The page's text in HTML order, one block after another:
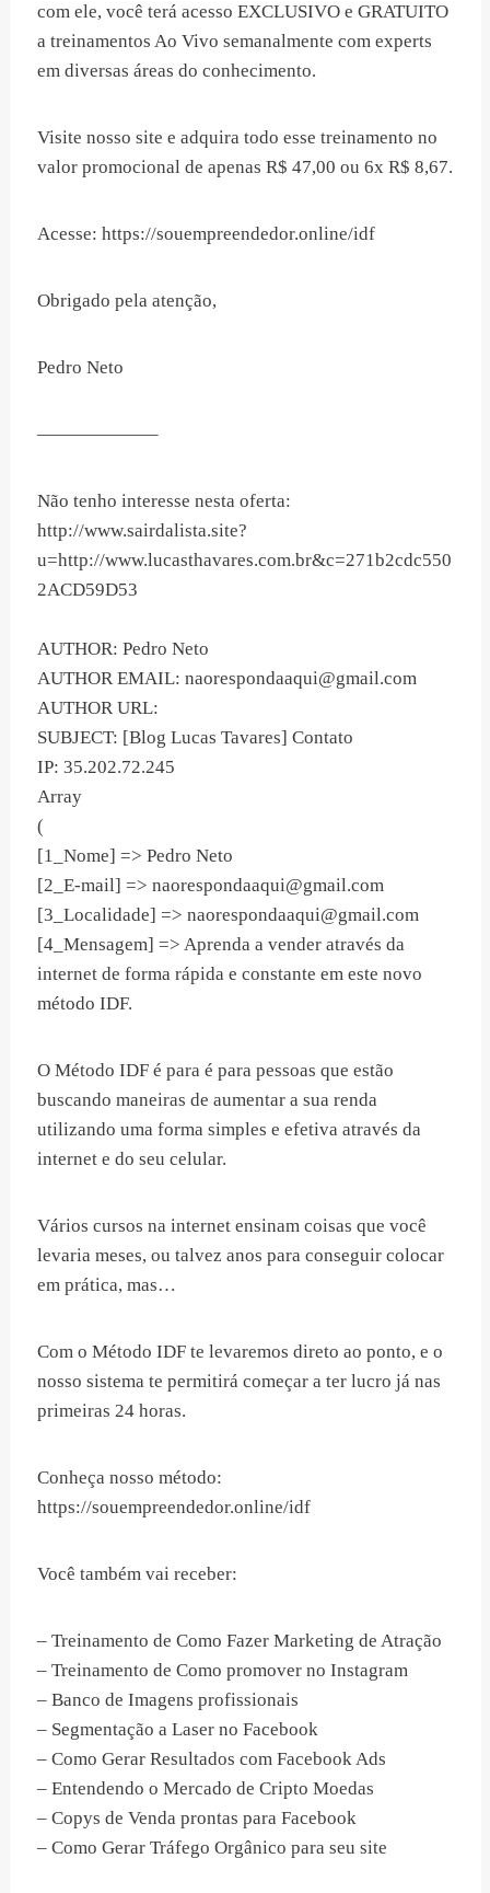
com ele, você terá acesso EXCLUSIVO e GRATUITO
a treinamentos Ao Vivo semanalmente com experts
em diversas áreas do conhecimento.
Visite nosso site e adquira todo esse treinamento no
valor promocional de apenas R$ 47,00 ou 6x R$ 8,67.
Acesse: https://souempreendedor.online/idf
Obrigado pela atenção,
Pedro Neto
——————–
Não tenho interesse nesta oferta:
http://www.sairdalista.site?
u=http://www.lucasthavares.com.br&c=271b2cdc550
2ACD59D53
AUTHOR: Pedro Neto
AUTHOR EMAIL: naorespondaaqui@gmail.com
AUTHOR URL:
SUBJECT: [Blog Lucas Tavares] Contato
IP: 35.202.72.245
Array
(
[1_Nome] => Pedro Neto
[2_E-mail] => naorespondaaqui@gmail.com
[3_Localidade] => naorespondaaqui@gmail.com
[4_Mensagem] => Aprenda a vender através da
internet de forma rápida e constante em este novo
método IDF.
O Método IDF é para é para pessoas que estão
buscando maneiras de aumentar a sua renda
utilizando uma forma simples e efetiva através da
internet e do seu celular.
Vários cursos na internet ensinam coisas que você
levaria meses, ou talvez anos para conseguir colocar
em prática, mas…
Com o Método IDF te levaremos direto ao ponto, e o
nosso sistema te permitirá começar a ter lucro já nas
primeiras 24 horas.
Conheça nosso método:
https://souempreendedor.online/idf
Você também vai receber:
– Treinamento de Como Fazer Marketing de Atração
– Treinamento de Como promover no Instagram
– Banco de Imagens profissionais
– Segmentação a Laser no Facebook
– Como Gerar Resultados com Facebook Ads
– Entendendo o Mercado de Cripto Moedas
– Copys de Venda prontas para Facebook
– Como Gerar Tráfego Orgânico para seu site